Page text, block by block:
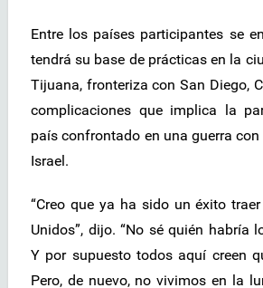
Entre los países participantes se
tendrá su base de prácticas en la
Tijuana, fronteriza con San Diego,
complicaciones que implica la
país confrontado en una guerra
Israel.
“Creo que ya ha sido un éxito
Unidos”, dijo. “No sé quién habría
Y por supuesto todos aquí creen
Pero, de nuevo, no vivimos en la